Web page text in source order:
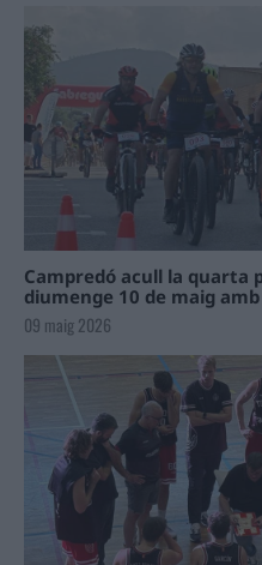
Campredó acull la quarta
diumenge 10 de maig
09 maig 2026